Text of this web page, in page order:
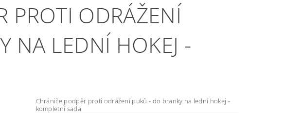
PROTI ODRÁŽENÍ
NA LEDNÍ HOKEJ -
Chrániče podpěr proti odrážení puků - do branky na lední hokej -
kompletní sada